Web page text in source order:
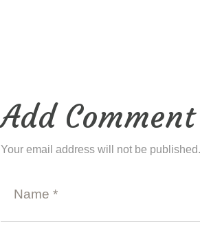
Add Comment
Your email address will not be